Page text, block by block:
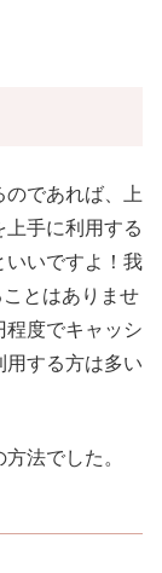
であれば、上
手に利用する
いいですよ！我
とはありませ
程度でキャッシ
用する方は多い
法でした。